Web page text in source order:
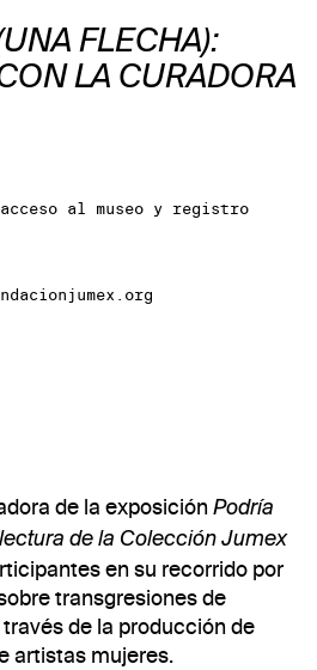
FLECHA):
LA CURADORA
al museo y registro
de la exposición Podría
de la Colección Jumex
en su recorrido por
transgresiones de
de la producción de
artistas mujeres.